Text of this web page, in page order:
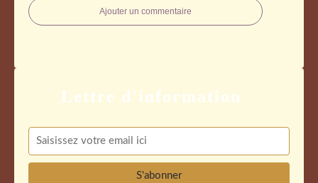
Ajouter un commentaire